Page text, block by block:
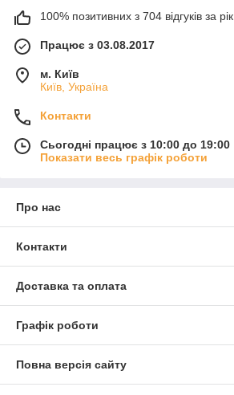
100% позитивних з 704 відгуків за рік
Працює з 03.08.2017
м. Київ
Київ, Україна
Контакти
Сьогодні працює з 10:00 до 19:00
Показати весь графік роботи
Про нас
Контакти
Доставка та оплата
Графік роботи
Повна версія сайту